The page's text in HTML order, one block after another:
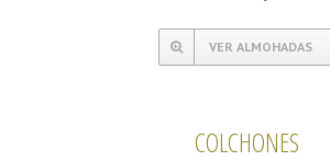
VER ALMOHADAS
COLCHONES